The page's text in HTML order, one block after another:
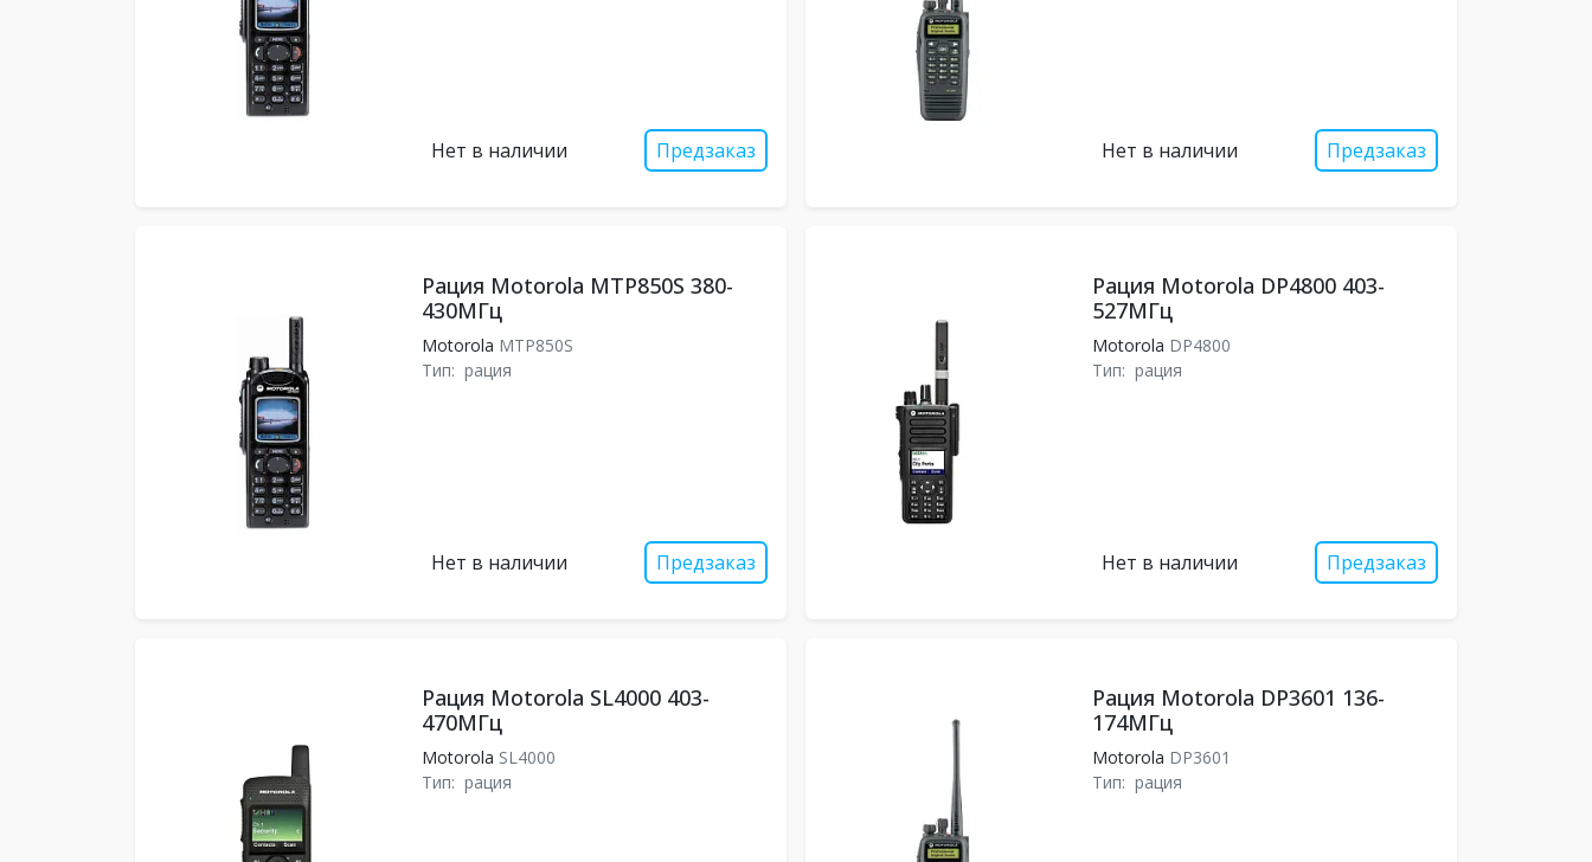
Нет в наличии Предзаказ Нет в наличии Предзаказ
Рация Motorola MTP850S 380-
430МГц
Motorola MTP850S
Тип: рация
Нет в наличии Предзаказ
Рация Motorola DP4800 403-
527МГц
Motorola DP4800
Тип: рация
Нет в наличии Предзаказ
Рация Motorola SL4000 403-
470МГц
Motorola SL4000
Тип: рация
Рация Motorola DP3601 136-
174МГц
Motorola DP3601
Тип: рация